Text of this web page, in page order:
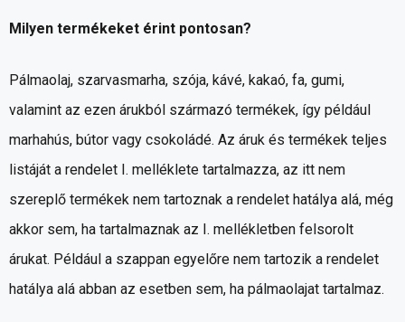
Milyen termékeket érint pontosan?
Pálmaolaj, szarvasmarha, szója, kávé, kakaó, fa, gumi,
valamint az ezen árukból származó termékek, így például
marhahús, bútor vagy csokoládé. Az áruk és termékek teljes
listáját a rendelet I. melléklete tartalmazza, az itt nem
szereplő termékek nem tartoznak a rendelet hatálya alá, még
akkor sem, ha tartalmaznak az I. mellékletben felsorolt
árukat. Például a szappan egyelőre nem tartozik a rendelet
hatálya alá abban az esetben sem, ha pálmaolajat tartalmaz.